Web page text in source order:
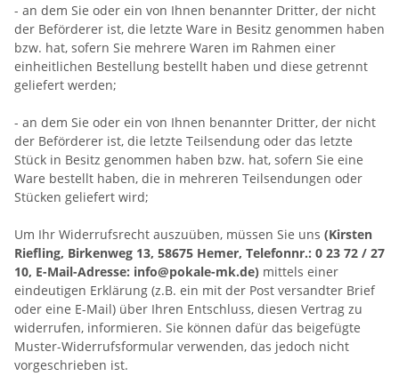
- an dem Sie oder ein von Ihnen benannter Dritter, der nicht
der Beförderer ist, die letzte Ware in Besitz genommen haben
bzw. hat, sofern Sie mehrere Waren im Rahmen einer
einheitlichen Bestellung bestellt haben und diese getrennt
geliefert werden;
- an dem Sie oder ein von Ihnen benannter Dritter, der nicht
der Beförderer ist, die letzte Teilsendung oder das letzte
Stück in Besitz genommen haben bzw. hat, sofern Sie eine
Ware bestellt haben, die in mehreren Teilsendungen oder
Stücken geliefert wird;
Um Ihr Widerrufsrecht auszuüben, müssen Sie uns (Kirsten
Riefling, Birkenweg 13, 58675 Hemer, Telefonnr.: 0 23 72 / 27
10, E-Mail-Adresse: info@pokale-mk.de) mittels einer
eindeutigen Erklärung (z.B. ein mit der Post versandter Brief
oder eine E-Mail) über Ihren Entschluss, diesen Vertrag zu
widerrufen, informieren. Sie können dafür das beigefügte
Muster-Widerrufsformular verwenden, das jedoch nicht
vorgeschrieben ist.